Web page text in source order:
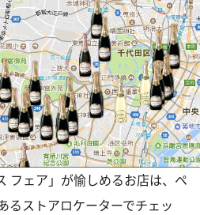
フェア」が愉しめるお店は、ペ
るストアロケーターでチェッ